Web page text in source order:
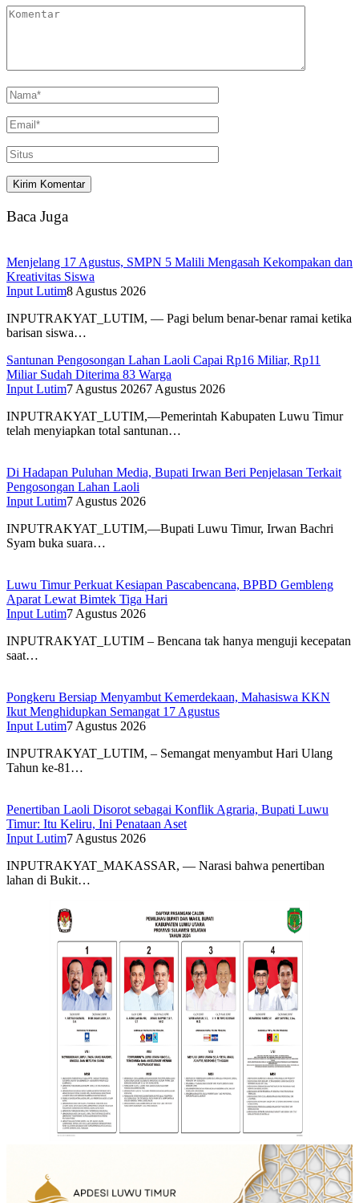
Baca Juga
Menjelang 17 Agustus, SMPN 5 Malili Mengasah Kekompakan dan
Kreativitas Siswa
Input Lutim8 Agustus 2026
INPUTRAKYAT_LUTIM, — Pagi belum benar-benar ramai ketika
barisan siswa…
Santunan Pengosongan Lahan Laoli Capai Rp16 Miliar, Rp11
Miliar Sudah Diterima 83 Warga
Input Lutim7 Agustus 20267 Agustus 2026
INPUTRAKYAT_LUTIM,—Pemerintah Kabupaten Luwu Timur
telah menyiapkan total santunan…
Di Hadapan Puluhan Media, Bupati Irwan Beri Penjelasan Terkait
Pengosongan Lahan Laoli
Input Lutim7 Agustus 2026
INPUTRAKYAT_LUTIM,—Bupati Luwu Timur, Irwan Bachri
Syam buka suara…
Luwu Timur Perkuat Kesiapan Pascabencana, BPBD Gembleng
Aparat Lewat Bimtek Tiga Hari
Input Lutim7 Agustus 2026
INPUTRAKYAT_LUTIM – Bencana tak hanya menguji kecepatan
saat…
Pongkeru Bersiap Menyambut Kemerdekaan, Mahasiswa KKN
Ikut Menghidupkan Semangat 17 Agustus
Input Lutim7 Agustus 2026
INPUTRAKYAT_LUTIM, – Semangat menyambut Hari Ulang
Tahun ke-81…
Penertiban Laoli Disorot sebagai Konflik Agraria, Bupati Luwu
Timur: Itu Keliru, Ini Penataan Aset
Input Lutim7 Agustus 2026
INPUTRAKYAT_MAKASSAR, — Narasi bahwa penertiban
lahan di Bukit…